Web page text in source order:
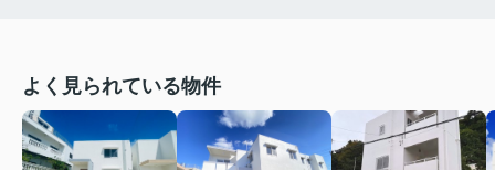
よく見られている物件